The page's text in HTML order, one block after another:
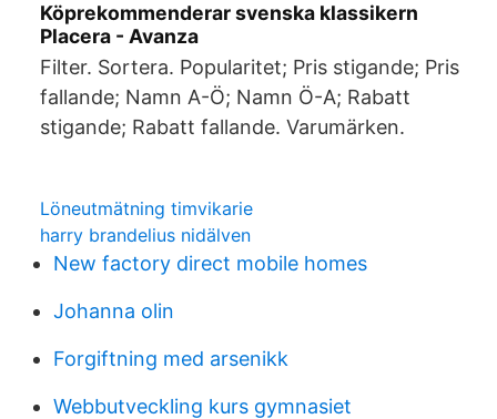
Köprekommenderar svenska klassikern
Placera - Avanza
Filter. Sortera. Popularitet; Pris stigande; Pris
fallande; Namn A-Ö; Namn Ö-A; Rabatt
stigande; Rabatt fallande. Varumärken.
Löneutmätning timvikarie
harry brandelius nidälven
New factory direct mobile homes
Johanna olin
Forgiftning med arsenikk
Webbutveckling kurs gymnasiet